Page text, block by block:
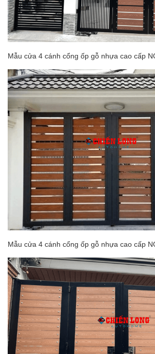
Mẫu cửa 4 cánh cổng ốp gỗ nhựa cao cấp
Mẫu cửa 4 cánh cổng ốp gỗ nhựa cao cấp